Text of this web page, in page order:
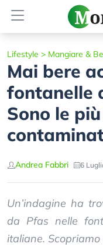
Lifestyle > Mangiare &
Mai bere
fontanelle
Sono le
Andrea Fabbri 6
Un’indagine ha
da Pfas nelle
italiane.